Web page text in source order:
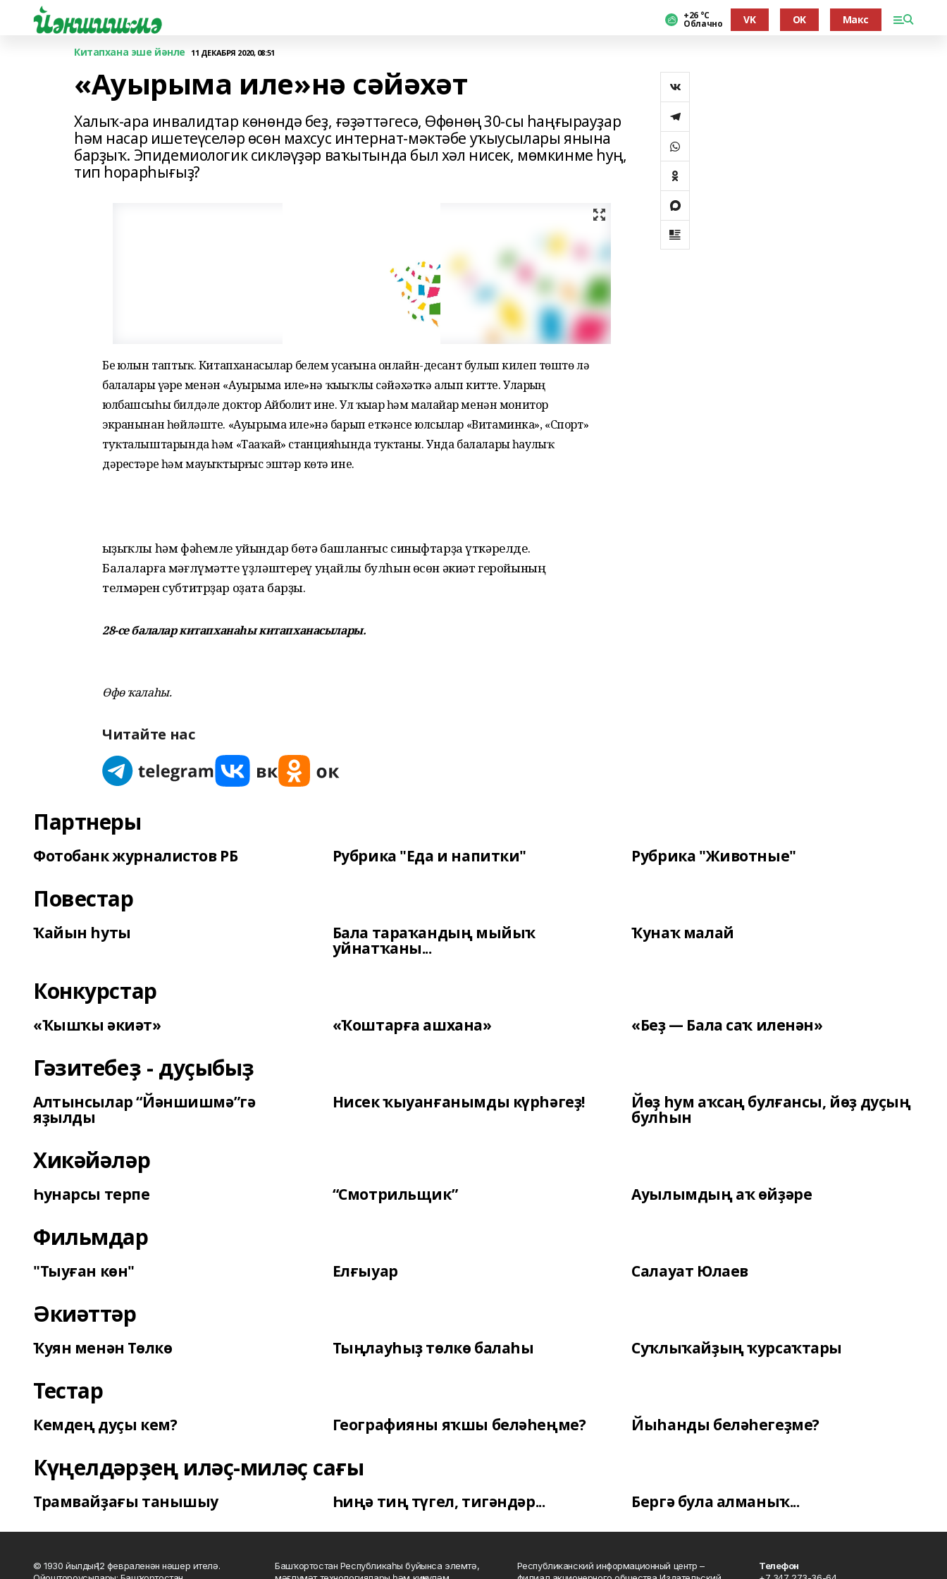
+26 °С
Облачно VK OK Макс
Китапхана эше йәнле 11 ДЕКАБРЯ 2020, 08:51
«Ауырыма иле»нә сәйәхәт
Халыҡ-ара инвалидтар көнөндә беҙ, ғәҙәттәгесә, Өфөнөң 30-сы һаңғырауҙар
һәм насар ишетеүселәр өсөн махсус интернат-мәктәбе уҡыусылары янына
барҙыҡ. Эпидемиологик сикләүҙәр ваҡытында был хәл нисек, мөмкинме һуң,
тип һорарһығыҙ?
Беҙ юлын таптыҡ. Китапханасылар белем усағына онлайн-десант булып килеп төштө лә
балаларҙы үҙҙәре менән «Ауырыма иле»нә ҡыҙыҡлы сәйәхәткә алып китте. Уларҙың
юлбашсыһы билдәле доктор Айболит ине. Ул ҡыҙҙар һәм малайҙар менән монитор
экранынан һөйләште. «Ауырыма иле»нә барып еткәнсе юлсылар «Витаминка», «Спорт»
туҡталыштарында һәм «Таҙаҡай» станцияһында туҡтаны. Унда балаларҙы һаулыҡ
дәрестәре һәм мауыҡтырғыс эштәр көтә ине.
Ҡыҙыҡлы һәм фәһемле уйындар бөтә башланғыс синыфтарҙа үткәрелде.
Балаларға мәғлүмәтте үҙләштереү уңайлы булһын өсөн әкиәт геройының
телмәрен субтитрҙар оҙата барҙы.
28-се балалар китапханаһы китапханасылары.
Өфө ҡалаһы.
Читайте нас
Партнеры
Фотобанк журналистов РБ Рубрика "Еда и напитки" Рубрика "Животные"
Повестар
Ҡайын һуты Бала тараҡандың мыйыҡ
уйнатҡаны...
Ҡунаҡ малай
Конкурстар
«Ҡышҡы әкиәт» «Ҡоштарға ашхана» «Беҙ — Бала саҡ иленән»
Гәзитебеҙ - дуҫыбыҙ
Алтынсылар “Йәншишмә”гә
яҙылды
Нисек ҡыуанғанымды күрһәгеҙ! Йөҙ һум аҡсаң булғансы, йөҙ дуҫың
булһын
Хикәйәләр
Һунарсы терпе “Смотрильщик” Ауылымдың аҡ өйҙәре
Фильмдар
"Тыуған көн" Елғыуар Салауат Юлаев
Әкиәттәр
Ҡуян менән Төлкө Тыңлауһыҙ төлкө балаһы Суҡлыҡайҙың ҡурсаҡтары
Тестар
Кемдең дуҫы кем? Географияны яҡшы беләһеңме? Йыһанды беләһегеҙме?
Күңелдәрҙең иләҫ-миләҫ сағы
Трамвайҙағы танышыу Һиңә тиң түгел, тигәндәр... Бергә була алманыҡ...
© 1930 йылдың 12 февраленән нәшер ителә.
Башҡортостан Республикаһы буйынса элемтә,
Республиканский информационный центр –
Телефон